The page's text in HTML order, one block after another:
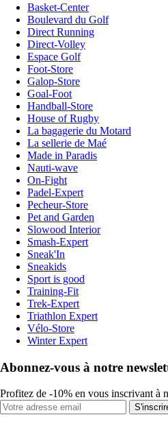
Basket-Center
Boulevard du Golf
Direct Running
Direct-Volley
Espace Golf
Foot-Store
Galop-Store
Goal-Foot
Handball-Store
House of Rugby
La bagagerie du Motard
La sellerie de Maé
Made in Paradis
Nauti-wave
On-Fight
Padel-Expert
Pecheur-Store
Pet and Garden
Slowood Interior
Smash-Expert
Sneak'In
Sneakids
Sport is good
Training-Fit
Trek-Expert
Triathlon Expert
Vélo-Store
Winter Expert
Abonnez-vous à notre
Profitez de -10% en vous inscrivant à